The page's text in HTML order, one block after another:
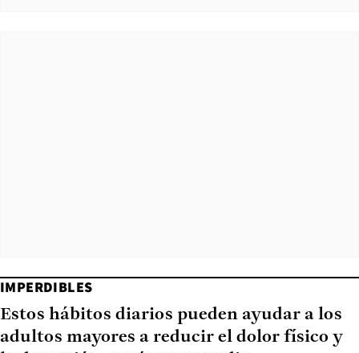
IMPERDIBLES
Estos hábitos diarios pueden ayudar a los
adultos mayores a reducir el dolor físico y